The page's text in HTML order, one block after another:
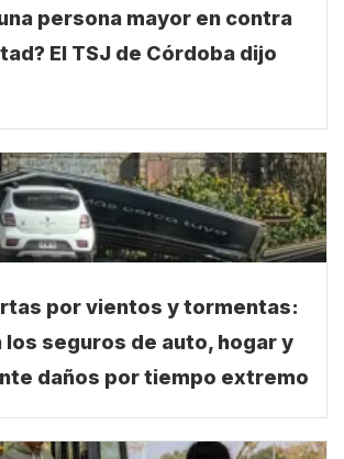
persona mayor en contra
El TSJ de Córdoba dijo
por vientos y tormentas:
los seguros de auto, hogar y
daños por tiempo extremo